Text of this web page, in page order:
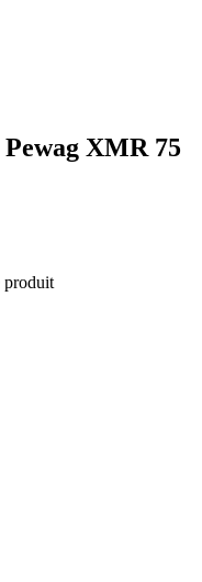
Pewag XMR 75
produit